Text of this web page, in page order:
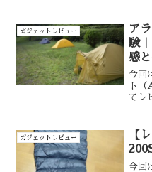
ガジェットレビュー
ア
験
感
今回
ト
てレ
して
ガジェットレビュー
【
今回